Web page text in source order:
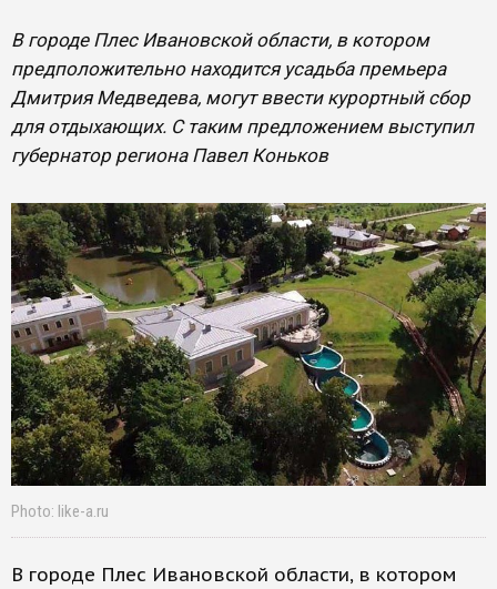
В городе Плес Ивановской области, в котором
предположительно находится усадьба премьера
Дмитрия Медведева, могут ввести курортный сбор
для отдыхающих. С таким предложением выступил
губернатор региона Павел Коньков
Photo: like-a.ru
В городе Плес Ивановской области, в котором